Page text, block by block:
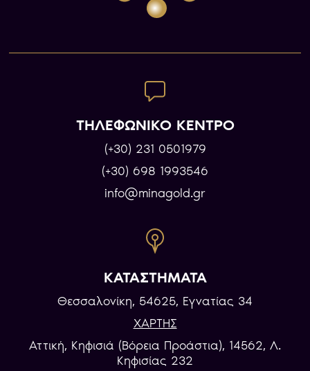
ΤΗΛΕΦΩΝΙΚΟ ΚΕΝΤΡΟ
(+30) 231 0501979
(+30) 698 1993546
info@minagold.gr
ΚΑΤΑΣΤΗΜΑΤΑ
Θεσσαλονίκη, 54625, Εγνατίας 34
ΧΑΡΤΗΣ
Αττική, Κηφισιά (Βόρεια Προάστια), 14562, Λ.
Κηφισίας 232